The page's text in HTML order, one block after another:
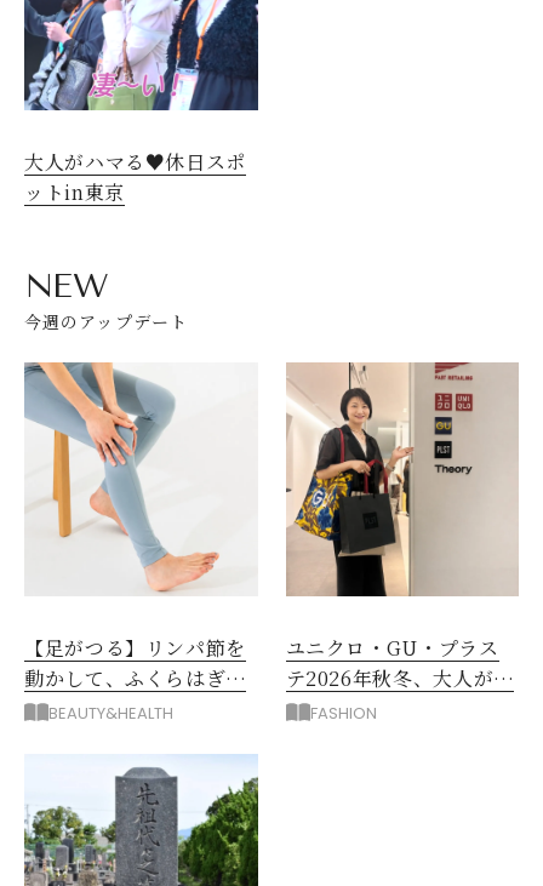
大人がハマる♥休日スポ
ットin東京
NEW
今週のアップデート
【足がつる】リンパ節を
動かして、ふくらはぎの
むくみ、こむら返りを解
BEAUTY&HEALTH
ユニクロ・GU・プラス
テ2026年秋冬、大人が着
たい新作服は？
FASHION